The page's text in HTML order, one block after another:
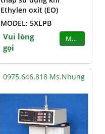
Ethylen oxit (EO)
MODEL: 5XLPB
Vui lòng
gọi
MUA
0975.646.818 Ms.Nhung